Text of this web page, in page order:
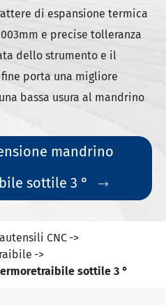
di espansione termica
e precise tolleranza
dello strumento e il
porta una migliore
bassa usura al mandrino
mandrino
sottile 3 °

CNC
sottile 3 °